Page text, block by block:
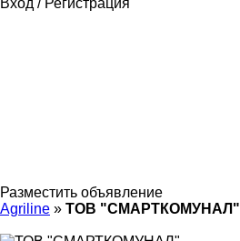
Вход / Регистрация
Разместить объявление
Agriline » ТОВ "СМАРТКОМУНАЛ"